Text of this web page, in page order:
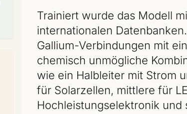
Trainiert wurde das Modell
internationalen
Gallium-Verbindungen mit
chemisch unmögliche
wie ein Halbleiter mit Strom
für Solarzellen, mittlere für
Hochleistungselektronik und